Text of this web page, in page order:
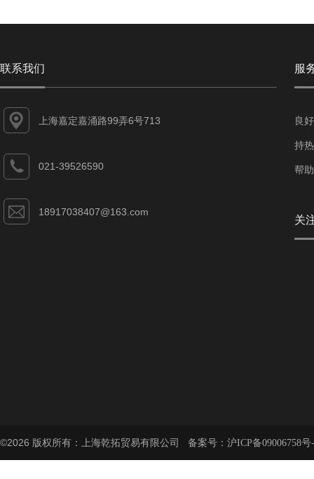
联系我们
上海嘉定嘉涌路99弄6号713
021-39526590
18917038407@163.com
服
良
持
帮
关
©2026 版权所有：上海乾拓贸易有限公司 备案号： 沪ICP备09006758号